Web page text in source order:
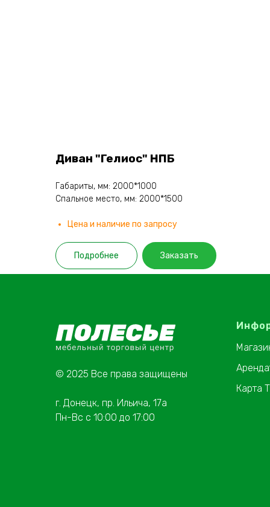
Диван "Гелиос" НПБ
Габариты, мм: 2000*1000
Спальное место, мм: 2000*1500
Цена и наличие по запросу
Подробнее Заказать
© 2025 Все права защищены
г. Донецк, пр. Ильича, 17а
Пн-Вс с 10:00 до 17:00
Карта